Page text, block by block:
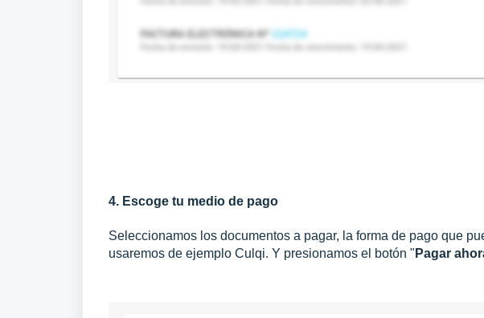
4. Escoge tu medio de pago
Seleccionamos los documentos a pagar, la forma de pago que
usaremos de ejemplo Culqi. Y presionamos el botón " Pagar